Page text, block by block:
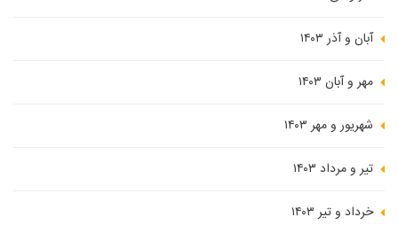
آبان و آذر ۱۴۰۳
مهر و آبان ۱۴۰۳
شهریور و مهر ۱۴۰۳
تیر و مرداد ۱۴۰۳
خرداد و تیر ۱۴۰۳